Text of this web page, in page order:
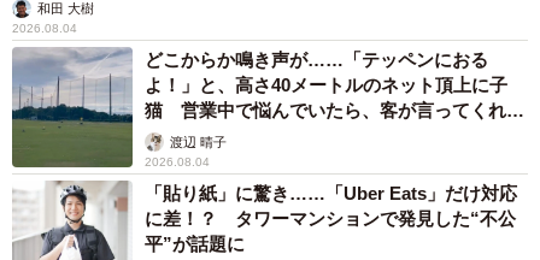
和田 大樹
2026.08.04
どこからか鳴き声が……「テッペンにおる
よ！」と、高さ40メートルのネット頂上に子
猫 営業中で悩んでいたら、客が言ってくれた
のは？渡辺 晴子
2026.08.04
「貼り紙」に驚き……「Uber Eats」だけ対応
に差！？ タワーマンションで発見した“不公
平”が話題に